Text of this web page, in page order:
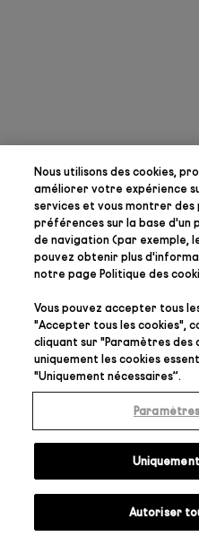
Nous utilisons des cookies,
améliorer votre expérience
services et vous montrer des
préférencessur la base d'un
de navigation (par exemple,
pouvez obtenir plus
notre pagePolitique des
Vous pouvez accepter tous
"Accepter tous les cookies",
cliquant sur "Paramètres des
uniquement les cookies
"Uniquement nécessaires”.
Autoriser